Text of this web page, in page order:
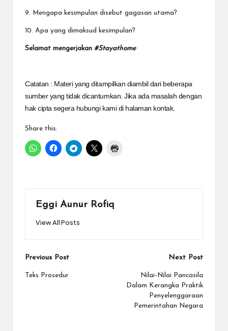
9. Mengapa kesimpulan disebut gagasan utama?
10. Apa yang dimaksud kesimpulan?
Selamat mengerjakan #Stayathome
Catatan : Materi yang ditampilkan diambil dari beberapa
sumber yang tidak dicantumkan. Jika ada masalah dengan
hak cipta segera hubungi kami di halaman kontak.
Share this:
Eggi Aunur Rofiq
View All Posts
Post
navigation
Previous Post
Teks Prosedur
Next Post
Nilai-Nilai Pancasila
Dalam Kerangka Praktik
Penyelenggaraan
Pemerintahan Negara